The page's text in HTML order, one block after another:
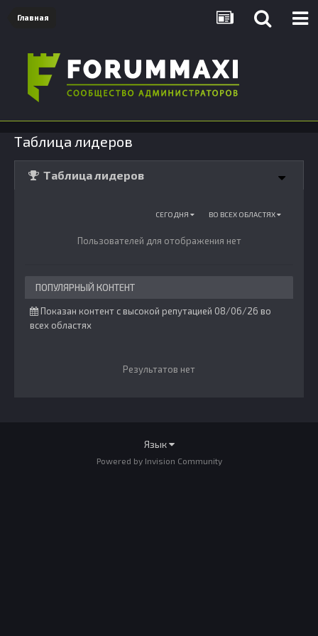
Главная
Таблица лидеров
Таблица лидеров
ВО ВСЕХ ОБЛАСТЯХ
СЕГОДНЯ
Пользователей для отображения нет
ПОПУЛЯРНЫЙ КОНТЕНТ
Показан контент с высокой репутацией 08/06/26 во
всех областях
Результатов нет
Язык
Powered by Invision Community